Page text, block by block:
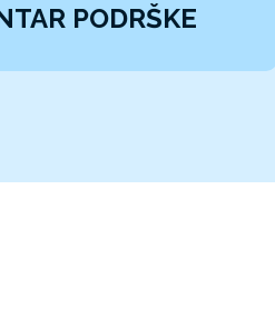
PODRŠKE